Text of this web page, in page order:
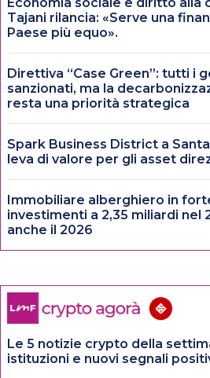
Tajani rilancia: «Serve una
Paese più equo».
Direttiva “Case Green”: tutti i
sanzionati, ma la
resta una priorità strategica
Spark Business District a
leva di valore per gli asset
Immobiliare alberghiero in
investimenti a 2,35 miliardi nel
anche il 2026
Le 5 notizie crypto della
istituzioni e nuovi segnali